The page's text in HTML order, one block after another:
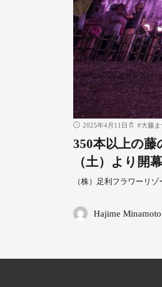
2025年4月11日 #大藤ま
350本以上の藤
（土）より開幕
（株）足利フラワーリ
Hajime Minamoto